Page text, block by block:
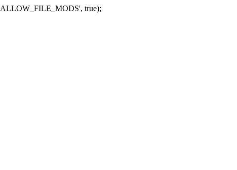
true);